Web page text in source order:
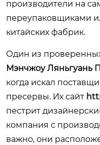
производители на
переупаковщиками
китайских фабрик.
Один из
Мэнчжоу Ляньгуань
когда искал
пресервы. Их сайт
пестрит
компания с
важно, они